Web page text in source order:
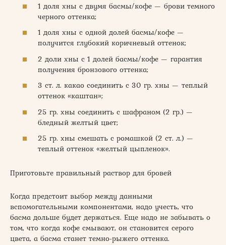
1 доля хны с двумя басмы/кофе — брови темного
черного оттенка;
1 доля хны с одной долей басмы/кофе —
получится глубокий коричневый оттенок;
2 доли хны с 1 долей басмы/кофе — гарантия
получения бронзового оттенка;
3 ст. л. какао соединить с 30 гр. хны — теплый
оттенок «каштан»;
25 гр. хны соединить с шафраном (2 гр.) —
бледный желтый цвет;
25 гр. хны смешать с ромашкой (2 ст. л.) —
теплый оттенок «желтый цыпленок».
Приготовьте правильный раствор для бровей
Когда предстоит выбор между данными
вспомогательными компонентами, надо учесть, что
басма дольше будет держаться. Еще надо не забывать о
том, что когда кофе смывают, он становится серого
цвета, а басма станет темно-рыжего оттенка.